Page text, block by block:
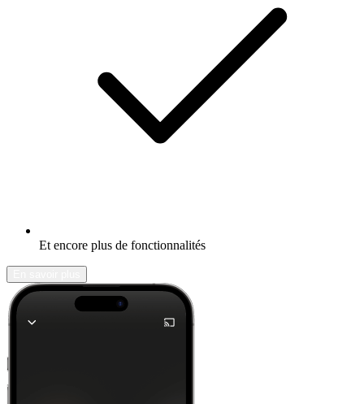
Et encore plus de fonctionnalités